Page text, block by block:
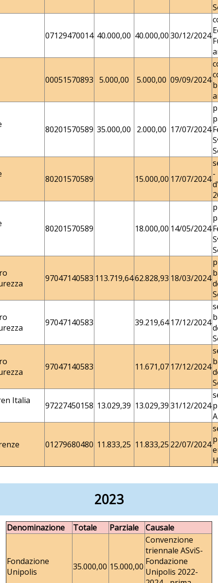
07129470014 40.000,00 40.000,0030/12/2024
00051570893 5.000,00 5.000,00 09/09/2024
80201570589 35.000,00 2.000,00 17/07/2024
80201570589 15.000,00 17/07/2024 -
80201570589 18.000,00 14/05/2024
97047140583 113.719,6462.828,93 18/03/2024
97047140583 39.219,64 17/12/2024
97047140583 11.671,07 17/12/2024
Italia
97227450158 13.029,39 13.029,3931/12/2024
01279680480 11.833,25 11.833,25 22/07/2024
2023
Denominazione Totale Parziale Causale
Fondazione
Unipolis
35.000,00 15.000,00
Convenzione
triennale ASviS-
Fondazione
Unipolis 2022-